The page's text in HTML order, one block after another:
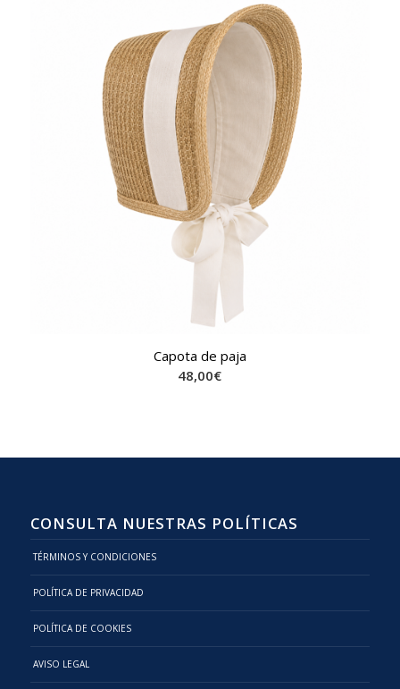
Capota de paja
48,00€
CONSULTA NUESTRAS POLÍTICAS
TÉRMINOS Y CONDICIONES
POLÍTICA DE PRIVACIDAD
POLÍTICA DE COOKIES
AVISO LEGAL